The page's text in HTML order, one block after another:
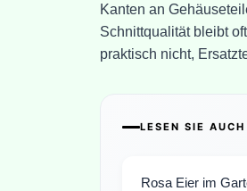
Kanten an
Schnittqualität bleibt
praktisch nicht,
LESEN SIE AUCH
Rosa Eier im